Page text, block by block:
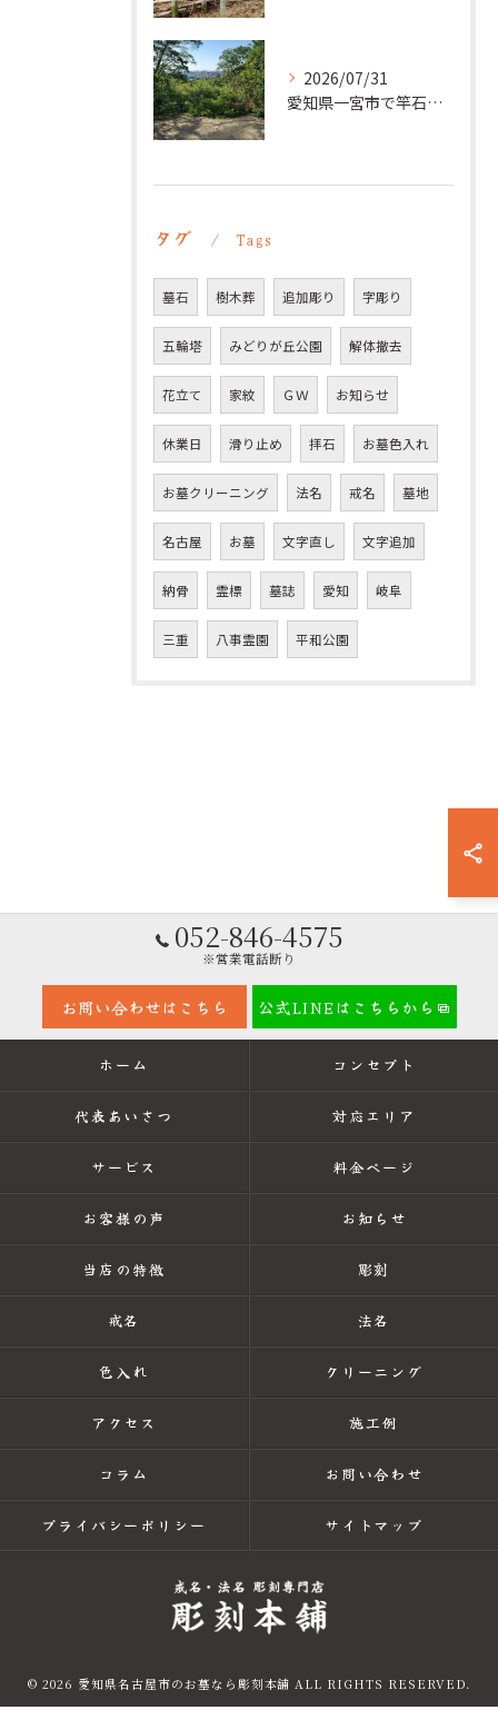
2026/07/31
愛知県一宮市で竿石への追加彫刻｜彫刻本舗
タグ Tags
墓石 樹木葬 追加彫り 字彫り
五輪塔 みどりが丘公園 解体撤去
花立て 家紋 ＧＷ お知らせ
休業日 滑り止め 拝石 お墓色入れ
お墓クリーニング 法名 戒名 墓地
名古屋 お墓 文字直し 文字追加
納骨 霊標 墓誌 愛知 岐阜
三重 八事霊園 平和公園
052-846-4575
※営業電話断り
お問い合わせはこちら 公式LINEはこちらから
ホーム コンセプト
代表あいさつ 対応エリア
サービス 料金ページ
お客様の声 お知らせ
当店の特徴 彫刻
戒名 法名
色入れ クリーニング
アクセス 施工例
コラム お問い合わせ
プライバシーポリシー サイトマップ
© 2026 愛知県名古屋市のお墓なら彫刻本舗 ALL RIGHTS RESERVED.